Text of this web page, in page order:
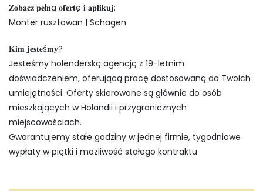
𝐙𝐨𝐛𝐚𝐜𝐳 𝐩𝐞ł𝐧ą 𝐨𝐟𝐞𝐫𝐭ę 𝐢 𝐚𝐩𝐥𝐢𝐤𝐮𝐣:
Monter rusztowan | Schagen
𝐊𝐢𝐦 𝐣𝐞𝐬𝐭𝐞ś𝐦𝐲?
Jesteśmy holenderską agencją z 19-letnim
doświadczeniem, oferującą pracę dostosowaną do Twoich
umiejętności. Oferty skierowane są głównie do osób
mieszkających w Holandii i przygranicznych
miejscowościach.
Gwarantujemy stałe godziny w jednej firmie, tygodniowe
wypłaty w piątki i możliwość stałego kontraktu